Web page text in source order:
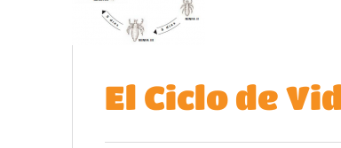
El Ciclo de